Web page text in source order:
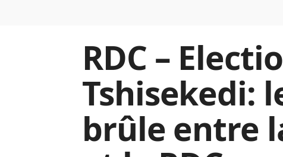
RDC –
Tshisekedi:
brûle entre